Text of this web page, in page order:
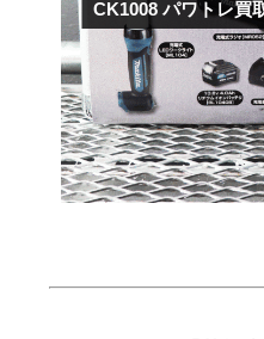
CK1008 パワトレ買